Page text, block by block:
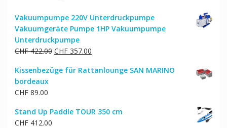
Vakuumpumpe 220V Unterdruckpumpe
Vakuumgeräte Pumpe 1HP Vakuumpumpe
Unterdruckpumpe
CHF422.00 Ursprünglicher
war:
CHF357.00Aktueller
ist:
Kissenbezüge für Rattanlounge SAN MARINO
bordeaux
CHF89.00
Stand Up Paddle TOUR 350 cm
CHF412.00